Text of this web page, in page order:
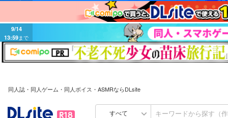
9/14
13:59まで
同人誌・同人ゲーム・同人ボイス・ASMRならDLsite
すべて